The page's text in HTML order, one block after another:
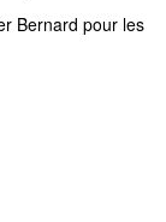
Bernard pour les